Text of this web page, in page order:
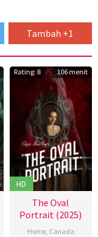
Tambah +1
Rating: 8 106 menit
HD
The Oval
Portrait (2025)
Horror, Canada